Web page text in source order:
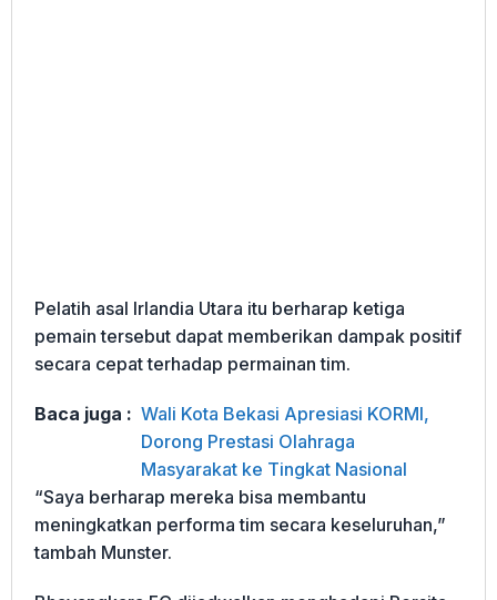
Pelatih asal Irlandia Utara itu berharap ketiga
pemain tersebut dapat memberikan dampak positif
secara cepat terhadap permainan tim.
Baca juga : Wali Kota Bekasi Apresiasi KORMI,
Dorong Prestasi Olahraga
Masyarakat ke Tingkat Nasional
“Saya berharap mereka bisa membantu
meningkatkan performa tim secara keseluruhan,”
tambah Munster.